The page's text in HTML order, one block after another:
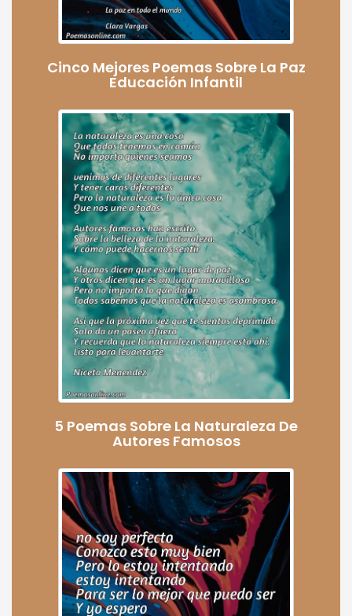
Cinco Mejores Poemas Sobre La Paz
Educación Infantil
5 Poemas Sobre La Naturaleza De
Autores Famosos